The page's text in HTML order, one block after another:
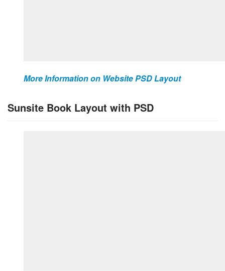
More Information on Website PSD Layout
Sunsite Book Layout with PSD